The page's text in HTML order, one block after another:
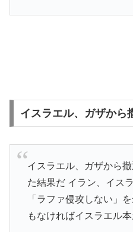
イスラエル、ガザから
イスラエル、ガザから
た結果だ イラン、イス
「ラファ侵攻しない」
もなければイスラエル